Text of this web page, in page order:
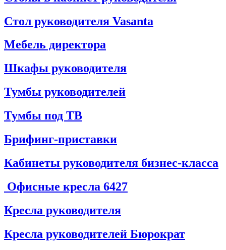
Стол руководителя Vasanta
Мебель директора
Шкафы руководителя
Тумбы руководителей
Тумбы под ТВ
Брифинг-приставки
Кабинеты руководителя бизнес-класса
Офисные кресла 6427
Кресла руководителя
Кресла руководителей Бюрократ